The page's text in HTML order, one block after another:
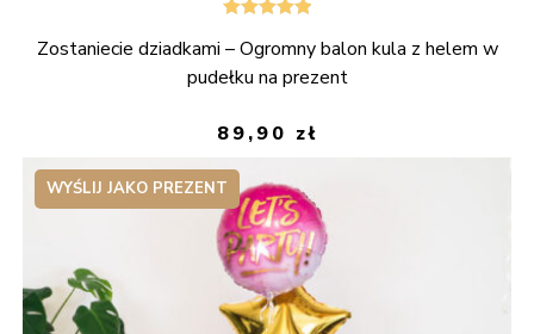
5.00na 5
Zostaniecie dziadkami – Ogromny balon kula z helem w
pudełku na prezent
89,90 zł
WYŚLIJ JAKO PREZENT